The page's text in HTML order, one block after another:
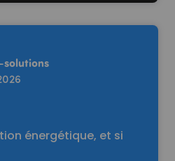
énergétique, et si